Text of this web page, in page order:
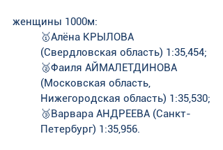
женщины 1000м:
🥇Алёна КРЫЛОВА
(Свердловская область) 1:35,454;
🥈Фаиля АЙМАЛЕТДИНОВА
(Московская область,
Нижегородская область) 1:35,530;
🥉Варвара АНДРЕЕВА (Санкт-
Петербург) 1:35,956.